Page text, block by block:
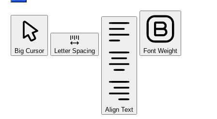
Big Cursor Letter Spacing
Align Text
Font Weight